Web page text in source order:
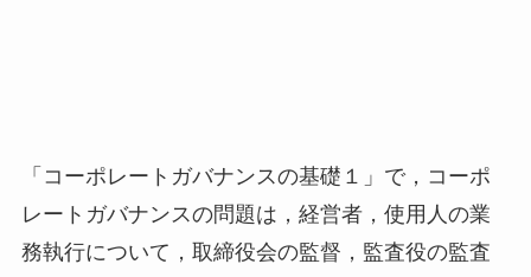
「コーポレートガバナンスの基礎１」で，コーポ
レートガバナンスの問題は，経営者，使用人の業
務執行について，取締役会の監督，監査役の監査